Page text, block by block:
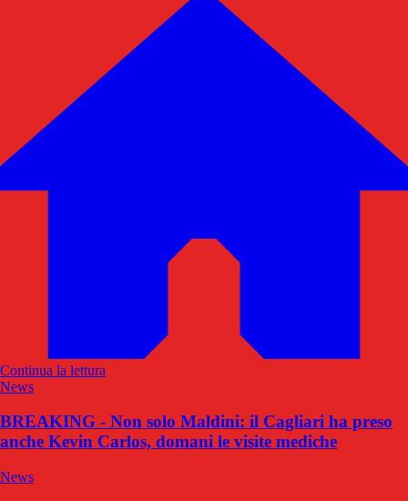
Continua la lettura
News
BREAKING - Non solo Maldini: il Cagliari ha preso
anche Kevin Carlos, domani le visite mediche
News